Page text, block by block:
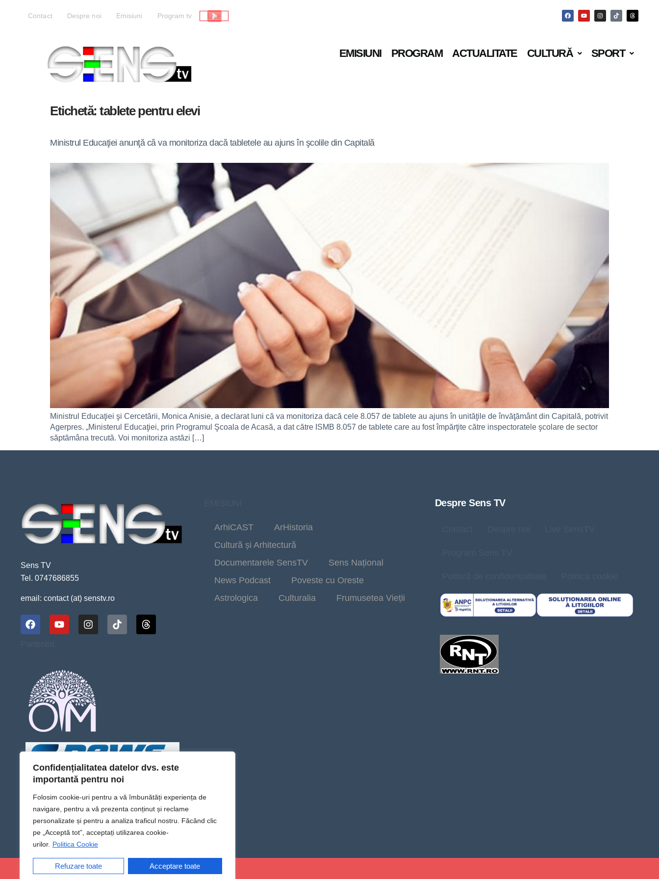
Confidențialitatea datelor dvs. este
importantă pentru noi
Folosim cookie-uri pentru a vă îmbunătăți experiența de
navigare, pentru a vă prezenta conținut și reclame
personalizate și pentru a analiza traficul nostru. Făcând clic
pe „Acceptă tot”, acceptați utilizarea cookie-
urilor. Politica Cookie
Refuzare toate Acceptare toate
Contact Despre noi Emisiuni Program tv Live
EMISIUNI PROGRAM ACTUALITATE CULTURĂ SPORT
Etichetă: tablete pentru elevi
Ministrul Educaţiei anunţă că va monitoriza dacă tabletele au ajuns în şcolile din Capitală
Ministrul Educaţiei şi Cercetării, Monica Anisie, a declarat luni că va monitoriza dacă cele 8.057 de tablete au ajuns în unităţile de învăţământ din Capitală, potrivit
Agerpres. „Ministerul Educaţiei, prin Programul Şcoala de Acasă, a dat către ISMB 8.057 de tablete care au fost împărţite către inspectoratele şcolare de sector
săptămâna trecută. Voi monitoriza astăzi […]
Sens TV
Tel. 0747686855
email: contact (at) senstv.ro
ArhiCAST
ArHistoria
Cultură și Arhitectură
Documentarele SensTV
Sens Național
News Podcast
Poveste cu Oreste
Astrologica
Culturalia Frumusetea Vieții
Despre Sens TV
@Sens TV | Dă sens omului din tine!